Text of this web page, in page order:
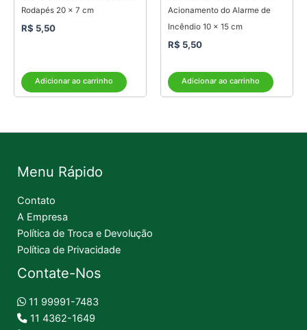
Rodapés 20 x 7 cm
R$ 5,50
Adicionar ao carrinho
Acionamento do Alarme de
Incêndio 10 x 15 cm
R$ 5,50
Adicionar ao carrinho
Menu Rápido
Contato
A Empresa
Política de Troca e Devolução
Política de Privacidade
Contate-Nos
11 99991-7483
11 4362-1649